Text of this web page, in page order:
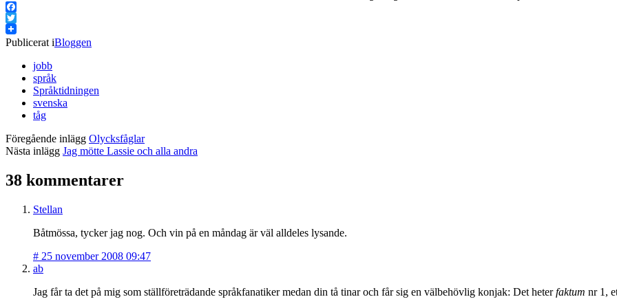
Facebook
Twitter
Publicerat iBloggen
jobb
språk
Språktidningen
svenska
tåg
Föregående inlägg Olycksfåglar
Nästa inlägg Jag mötte Lassie och alla andra
38 kommentarer
Stellan
Båtmössa, tycker jag nog. Och vin på en måndag är väl alldeles lysande.
# 25 november 2008 09:47
ab
Jag får ta det på mig som ställföreträdande språkfanatiker medan din tå tinar och får sig en välbehövlig konjak: Det heterfaktum nr 1,